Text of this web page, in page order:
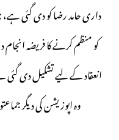
داری حامد رضا کو دی گئی
کو منظم کرنے کا فریضہ
انعقاد کے لیے تشکیل دی
وہ اپوزیشن کی دیگر